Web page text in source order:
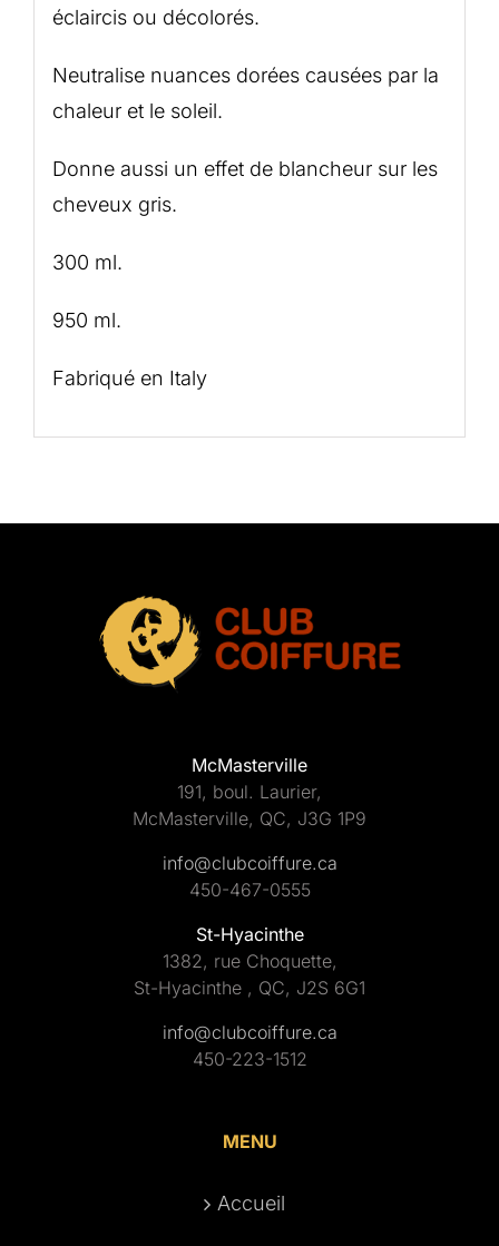
éclaircis ou décolorés.
Neutralise nuances dorées causées par la
chaleur et le soleil.
Donne aussi un effet de blancheur sur les
cheveux gris.
300 ml.
950 ml.
Fabriqué en Italy
McMasterville
191, boul. Laurier,
McMasterville, QC, J3G 1P9
info@clubcoiffure.ca
450-467-0555
St-Hyacinthe
1382, rue Choquette,
St-Hyacinthe , QC, J2S 6G1
info@clubcoiffure.ca
450-223-1512
MENU
Accueil